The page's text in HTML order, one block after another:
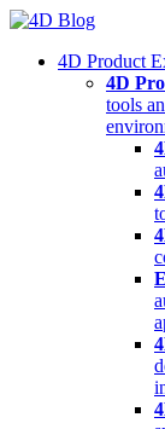
Skip
content4D Product
4D
tools